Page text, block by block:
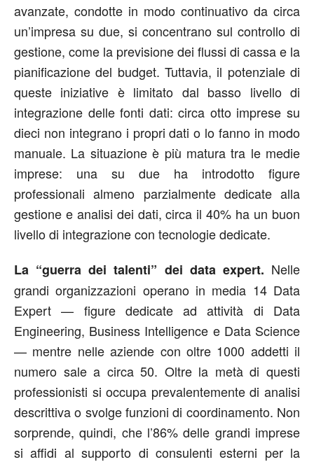
avanzate, condotte in modo continuativo da circa
un’impresa su due, si concentrano sul controllo di
gestione, come la previsione dei flussi di cassa e la
pianificazione del budget. Tuttavia, il potenziale di
queste iniziative è limitato dal basso livello di
integrazione delle fonti dati: circa otto imprese su
dieci non integrano i propri dati o lo fanno in modo
manuale. La situazione è più matura tra le medie
imprese: una su due ha introdotto figure
professionali almeno parzialmente dedicate alla
gestione e analisi dei dati, circa il 40% ha un buon
livello di integrazione con tecnologie dedicate.
La “guerra dei talenti” dei data expert. Nelle
grandi organizzazioni operano in media 14 Data
Expert — figure dedicate ad attività di Data
Engineering, Business Intelligence e Data Science
— mentre nelle aziende con oltre 1000 addetti il
numero sale a circa 50. Oltre la metà di questi
professionisti si occupa prevalentemente di analisi
descrittiva o svolge funzioni di coordinamento. Non
sorprende, quindi, che l’86% delle grandi imprese
si affidi al supporto di consulenti esterni per la